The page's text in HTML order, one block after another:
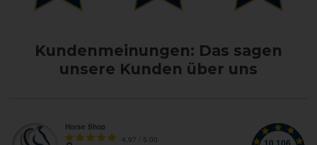
Kundenmeinungen: Das sagen
unsere Kunden über uns